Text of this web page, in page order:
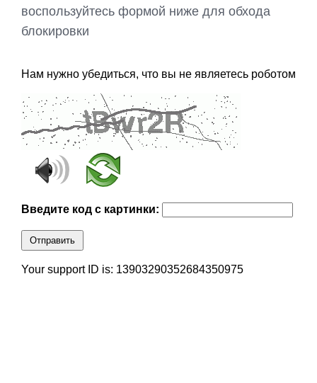
воспользуйтесь формой ниже для обхода
блокировки
Нам нужно убедиться, что вы не являетесь роботом
Введите код с картинки:
Отправить
Your support ID is: 13903290352684350975